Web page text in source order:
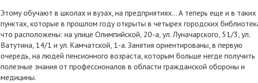
Этому обучают в школах и вузах, на предприятиях… А теперь еще и в таких
пунктах, которые в прошлом году открыты в четырех городских
что расположены: на улице Олимпийской, 20-а, ул. Луначарского, 51/3, ул.
Ватутина, 14/1 и ул. Камчатской, 1-а. Занятия ориентированы, в первую
очередь, на людей пенсионного возраста, которым больше негде получить
полезные знания от профессионалов в области гражданской обороны и
медицины.